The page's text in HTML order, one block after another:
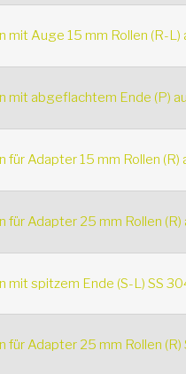
mit Auge 15 mm Rollen (R-L)
mit abgeflachtem Ende (P)
für Adapter 15 mm Rollen (R)
für Adapter 25 mm Rollen
mit spitzem Ende (S-L) SS
für Adapter 25 mm Rollen